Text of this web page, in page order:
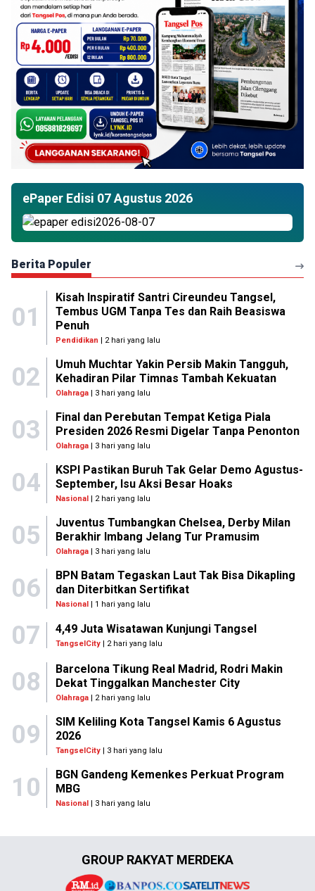
ePaper Edisi 07 Agustus 2026
Berita Populer
01
Kisah Inspiratif Santri Cireundeu Tangsel,
Tembus UGM Tanpa Tes dan Raih Beasiswa
Penuh
Pendidikan | 2 hari yang lalu
02
Umuh Muchtar Yakin Persib Makin Tangguh,
Kehadiran Pilar Timnas Tambah Kekuatan
Olahraga| 3 hari yang lalu
03
Final dan Perebutan Tempat Ketiga Piala
Presiden 2026 Resmi Digelar Tanpa Penonton
Olahraga| 3 hari yang lalu
04
KSPI Pastikan Buruh Tak Gelar Demo Agustus-
September, Isu Aksi Besar Hoaks
Nasional| 2 hari yang lalu
05
Juventus Tumbangkan Chelsea, Derby Milan
Berakhir Imbang Jelang Tur Pramusim
Olahraga| 3 hari yang lalu
06
BPN Batam Tegaskan Laut Tak Bisa Dikapling
dan Diterbitkan Sertifikat
Nasional| 1 hari yang lalu
07 4,49 Juta Wisatawan Kunjungi Tangsel
TangselCity | 2 hari yang lalu
08
Barcelona Tikung Real Madrid, Rodri Makin
Dekat Tinggalkan Manchester City
Olahraga| 2 hari yang lalu
09
SIM Keliling Kota Tangsel Kamis 6 Agustus
2026
TangselCity| 3 hari yang lalu
10
BGN Gandeng Kemenkes Perkuat Program
MBG
Nasional| 3 hari yang lalu
GROUP RAKYAT MERDEKA